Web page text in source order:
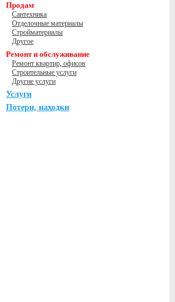
Продам
Сантехника
Отделочные материалы
Стройматериалы
Другое
Ремонт и обслуживание
Ремонт квартир, офисов
Строительные услуги
Другие услуги
Услуги
Потери, находки